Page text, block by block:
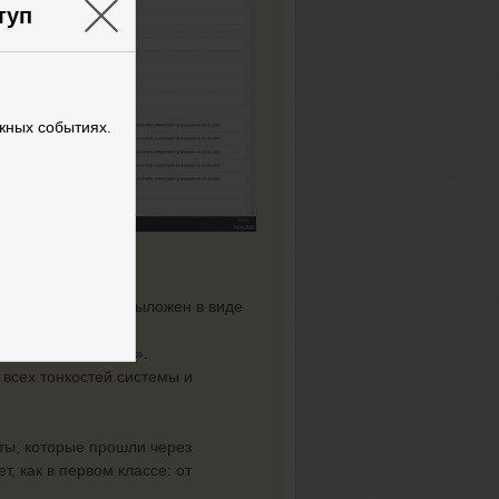
событиях.
×
автора уже выложен в виде
, торгуя «на бумаге».
тонкостей системы и
которые прошли через
как в первом классе: от